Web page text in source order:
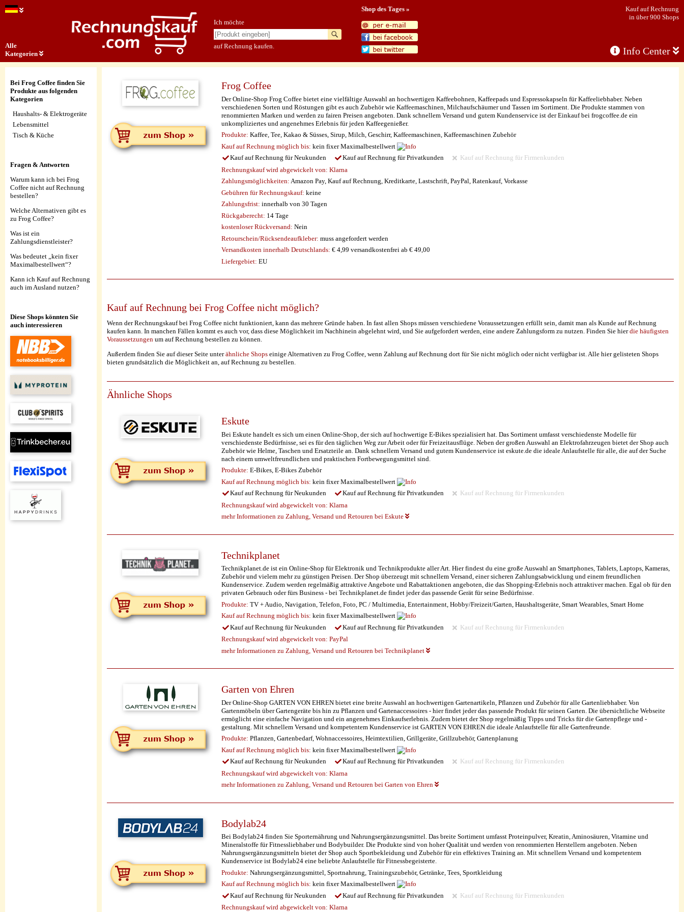
Alle
Kategorien
Ich möchte
auf Rechnung kaufen.
Shop des Tages »
Info Center
Kauf auf Rechnung
in über 900 Shops
Bei Frog Coffee finden Sie
Produkte aus folgenden
Kategorien
Haushalts- & Elektrogeräte
Lebensmittel
Tisch & Küche
Fragen & Antworten
Warum kann ich bei Frog
Coffee nicht auf Rechnung
bestellen?
Welche Alternativen gibt es
zu Frog Coffee?
Was ist ein
Zahlungsdienstleister?
Was bedeutet „kein fixer
Maximalbestellwert“?
Kann ich Kauf auf Rechnung
auch im Ausland nutzen?
Diese Shops könnten Sie
auch interessieren
Frog Coffee
Der Online-Shop Frog Coffee bietet eine vielfältige Auswahl an hochwertigen Kaffeebohnen, Kaffeepads und Espressokapseln für Kaffeeliebhaber. Neben
verschiedenen Sorten und Röstungen gibt es auch Zubehör wie Kaffeemaschinen, Milchaufschäumer und Tassen im Sortiment. Die Produkte stammen von
renommierten Marken und werden zu fairen Preisen angeboten. Dank schnellem Versand und gutem Kundenservice ist der Einkauf bei frogcoffee.de ein
unkompliziertes und angenehmes Erlebnis für jeden Kaffeegenießer.
Produkte: Kaffee, Tee, Kakao & Süsses, Sirup, Milch, Geschirr, Kaffeemaschinen, Kaffeemaschinen Zubehör
Kauf auf Rechnung möglich bis: kein fixer Maximalbestellwert
Kauf auf Rechnung für Neukunden
Kauf auf Rechnung für Privatkunden
Kauf auf Rechnung für Firmenkunden
Rechnungskauf wird abgewickelt von: Klarna
Zahlungsmöglichkeiten: Amazon Pay, Kauf auf Rechnung, Kreditkarte, Lastschrift, PayPal, Ratenkauf, Vorkasse
Gebühren für Rechnungskauf: keine
Zahlungsfrist: innerhalb von 30 Tagen
Rückgaberecht: 14 Tage
kostenloser Rückversand: Nein
Retourschein/Rücksendeaufkleber: muss angefordert werden
Versandkosten innerhalb Deutschlands: € 4,99 versandkostenfrei ab € 49,00
Liefergebiet: EU
Kauf auf Rechnung bei Frog Coffee nicht möglich?
Wenn der Rechnungskauf bei Frog Coffee nicht funktioniert, kann das mehrere Gründe haben. In fast allen Shops müssen verschiedene Voraussetzungen erfüllt sein, damit man als Kunde auf Rechnung
kaufen kann. In manchen Fällen kommt es auch vor, dass diese Möglichkeit im Nachhinein abgelehnt wird, und Sie aufgefordert werden, eine andere Zahlungsform zu nutzen. Finden Sie hierdie häufigsten
Voraussetzungen um auf Rechnung bestellen zu können.
Außerdem finden Sie auf dieser Seite unterähnliche Shops einige Alternativen zu Frog Coffee, wenn Zahlung auf Rechnung dort für Sie nicht möglich oder nicht verfügbar ist. Alle hier gelisteten Shops
bieten grundsätzlich die Möglichkeit an, auf Rechnung zu bestellen.
Ähnliche Shops
Eskute
Bei Eskute handelt es sich um einen Online-Shop, der sich auf hochwertige E-Bikes spezialisiert hat. Das Sortiment umfasst verschiedenste Modelle für
verschiedenste Bedürfnisse, sei es für den täglichen Weg zur Arbeit oder für Freizeitausflüge. Neben der großen Auswahl an Elektrofahrzeugen bietet der Shop auch
Zubehör wie Helme, Taschen und Ersatzteile an. Dank schnellem Versand und gutem Kundenservice ist eskute.de die ideale Anlaufstelle für alle, die auf der Suche
nach einem umweltfreundlichen und praktischen Fortbewegungsmittel sind.
Produkte: E-Bikes, E-Bikes Zubehör
Kauf auf Rechnung möglich bis: kein fixer Maximalbestellwert
Kauf auf Rechnung für Neukunden
Kauf auf Rechnung für Privatkunden
Kauf auf Rechnung für Firmenkunden
Rechnungskauf wird abgewickelt von: Klarna
mehr Informationen zu Zahlung, Versand und Retouren bei Eskute
Technikplanet
Technikplanet.de ist ein Online-Shop für Elektronik und Technikprodukte aller Art. Hier findest du eine große Auswahl an Smartphones, Tablets, Laptops, Kameras,
Zubehör und vielem mehr zu günstigen Preisen. Der Shop überzeugt mit schnellem Versand, einer sicheren Zahlungsabwicklung und einem freundlichen
Kundenservice. Zudem werden regelmäßig attraktive Angebote und Rabattaktionen angeboten, die das Shopping-Erlebnis noch attraktiver machen. Egal ob für den
privaten Gebrauch oder fürs Business - bei Technikplanet.de findet jeder das passende Gerät für seine Bedürfnisse.
Produkte: TV + Audio, Navigation, Telefon, Foto, PC / Multimedia, Entertainment, Hobby/Freizeit/Garten, Haushaltsgeräte, Smart Wearables, Smart Home
Kauf auf Rechnung möglich bis: kein fixer Maximalbestellwert
Kauf auf Rechnung für Neukunden
Kauf auf Rechnung für Privatkunden
Kauf auf Rechnung für Firmenkunden
Rechnungskauf wird abgewickelt von: PayPal
mehr Informationen zu Zahlung, Versand und Retouren bei Technikplanet
Garten von Ehren
Der Online-Shop GARTEN VON EHREN bietet eine breite Auswahl an hochwertigen Gartenartikeln, Pflanzen und Zubehör für alle Gartenliebhaber. Von
Gartenmöbeln über Gartengeräte bis hin zu Pflanzen und Gartenaccessoires - hier findet jeder das passende Produkt für seinen Garten. Die übersichtliche Webseite
ermöglicht eine einfache Navigation und ein angenehmes Einkaufserlebnis. Zudem bietet der Shop regelmäßig Tipps und Tricks für die Gartenpflege und -
gestaltung. Mit schnellem Versand und kompetentem Kundenservice ist GARTEN VON EHREN die ideale Anlaufstelle für alle Gartenfreunde.
Produkte: Pflanzen, Gartenbedarf, Wohnaccessoires, Heimtextilien, Grillgeräte, Grillzubehör, Gartenplanung
Kauf auf Rechnung möglich bis: kein fixer Maximalbestellwert
Kauf auf Rechnung für Neukunden
Kauf auf Rechnung für Privatkunden
Kauf auf Rechnung für Firmenkunden
Rechnungskauf wird abgewickelt von: Klarna
mehr Informationen zu Zahlung, Versand und Retouren bei Garten von Ehren
Bodylab24
Bei Bodylab24 finden Sie Sporternährung und Nahrungsergänzungsmittel. Das breite Sortiment umfasst Proteinpulver, Kreatin, Aminosäuren, Vitamine und
Mineralstoffe für Fitnessliebhaber und Bodybuilder. Die Produkte sind von hoher Qualität und werden von renommierten Herstellern angeboten. Neben
Nahrungsergänzungsmitteln bietet der Shop auch Sportbekleidung und Zubehör für ein effektives Training an. Mit schnellem Versand und kompetentem
Kundenservice ist Bodylab24 eine beliebte Anlaufstelle für Fitnessbegeisterte.
Produkte: Nahrungsergänzungsmittel, Sportnahrung, Trainingszubehör, Getränke, Tees, Sportkleidung
Kauf auf Rechnung möglich bis: kein fixer Maximalbestellwert
Kauf auf Rechnung für Neukunden
Kauf auf Rechnung für Privatkunden
Kauf auf Rechnung für Firmenkunden
Rechnungskauf wird abgewickelt von: Klarna